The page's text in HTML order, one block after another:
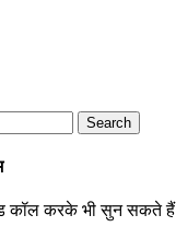
Search
कॉल करके भी सुन सकते हैं